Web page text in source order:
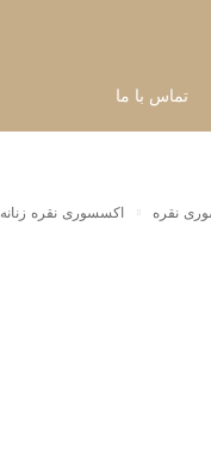
تماس با ما
نقره اکسسوری نقره زنانه